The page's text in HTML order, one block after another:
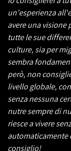
un'esperienza
avere una
tutte le sue
culture, sia per
sembra
però, non
livello globale,
senza nessuna
nutre sempre di
riesce a vivere
automaticamente
consiglio!